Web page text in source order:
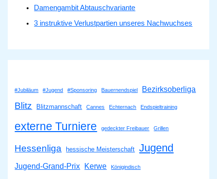
Damengambit Abtauschvariante
3 instruktive Verlustpartien unseres Nachwuchses
#Jubiläum #Jugend #Sponsoring Bauernendspiel Bezirksoberliga
Blitz Blitzmannschaft Cannes Echternach Endspieltraining
externe Turniere gedeckter Freibauer Grillen
Hessenliga hessische Meisterschaft Jugend
Jugend-Grand-Prix Kerwe Königindisch